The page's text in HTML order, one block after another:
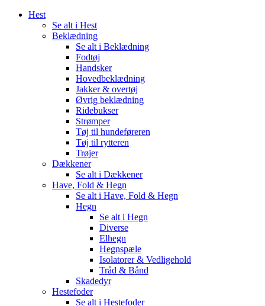
Hest
Se alt i Hest
Beklædning
Se alt i Beklædning
Fodtøj
Handsker
Hovedbeklædning
Jakker & overtøj
Øvrig beklædning
Ridebukser
Strømper
Tøj til hundeføreren
Tøj til rytteren
Trøjer
Dækkener
Se alt i Dækkener
Have, Fold & Hegn
Se alt i Have, Fold & Hegn
Hegn
Se alt i Hegn
Diverse
Elhegn
Hegnspæle
Isolatorer & Vedligehold
Tråd & Bånd
Skadedyr
Hestefoder
Se alt i Hestefoder